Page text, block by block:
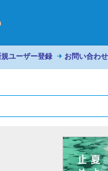
ユーザー登録 お問い合わせ